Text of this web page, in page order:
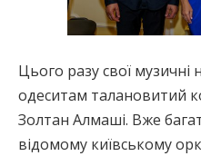
Цього разу свої
одеситам талановитий
Золтан Алмаші. Вже
відомому київському